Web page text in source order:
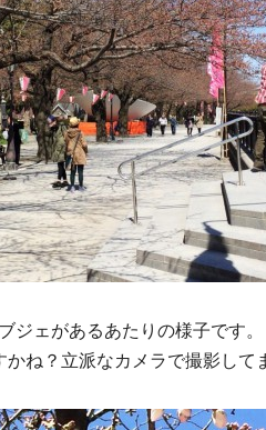
ジェがあるあたりの様子です。
かね？立派なカメラで撮影して